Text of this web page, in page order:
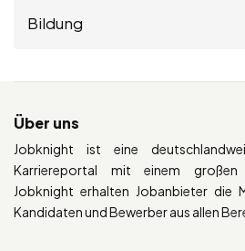
Bildung
Über uns
Jobknight ist eine
Karriereportal mit einem großen
Jobknight erhalten Jobanbieter die
Kandidaten und Bewerber aus allen